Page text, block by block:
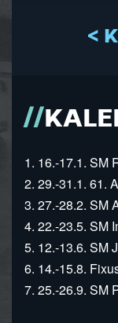
<
1. 16.-17.1. SM
2. 29.-31.1. 61.
3. 27.-28.2. SM
4. 22.-23.5. SM
5. 12.-13.6. SM
6. 14.-15.8.
7. 25.-26.9. SM